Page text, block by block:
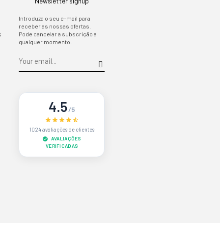
Introduza o seu e-mail para
receber as nossas ofertas.
Pode cancelar a subscrição a
qualquer momento.
4.5/5
1024 avaliações de clientes
AVALIAÇÕES
VERIFICADAS